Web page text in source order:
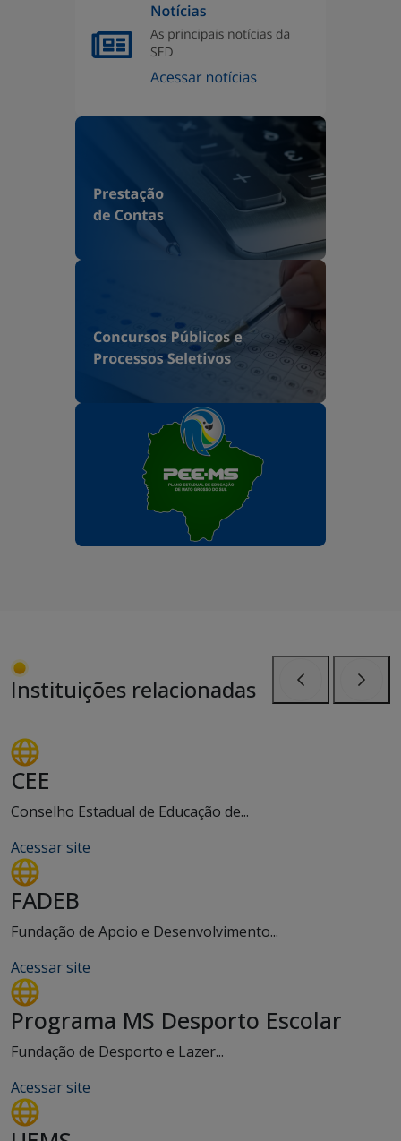
Instituições relacionadas
CEE
Conselho Estadual de Educação de...
Acessar site
FADEB
Fundação de Apoio e Desenvolvimento...
Acessar site
Programa MS Desporto Escolar
Fundação de Desporto e Lazer...
Acessar site